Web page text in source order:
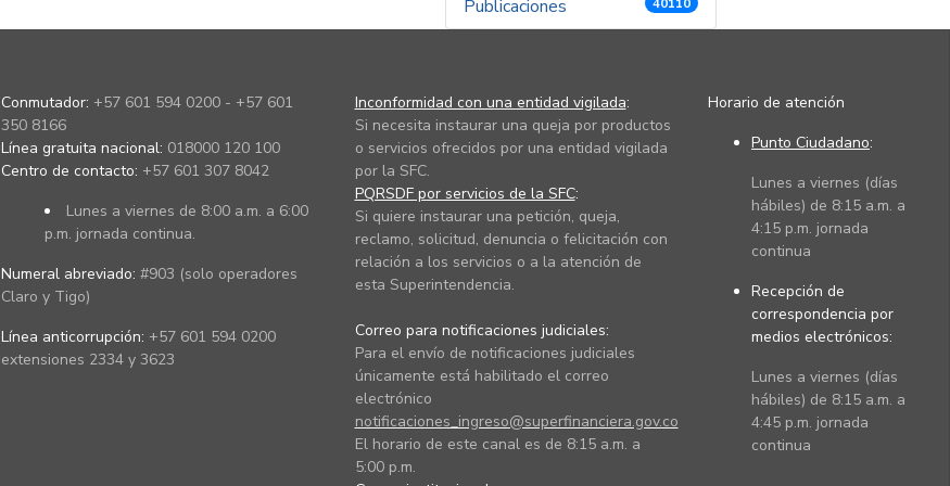
Publicaciones 40110
Conmutador: +57 601 594 0200 - +57 601
350 8166
Línea gratuita nacional: 018000 120 100
Centro de contacto: +57 601 307 8042
Lunes a viernes de 8:00 a.m. a 6:00
p.m. jornada continua.
Numeral abreviado: #903 (solo operadores
Claro y Tigo)
Línea anticorrupción: +57 601 594 0200
extensiones 2334 y 3623
Inconformidad con una entidad vigilada:
Si necesita instaurar una queja por productos
o servicios ofrecidos por una entidad vigilada
por la SFC.
PQRSDF por servicios de la SFC:
Si quiere instaurar una petición, queja,
reclamo, solicitud, denuncia o felicitación con
relación a los servicios o a la atención de
esta Superintendencia.
Correo para notificaciones judiciales:
Para el envío de notificaciones judiciales
únicamente está habilitado el correo
electrónico
notificaciones_ingreso@superfinanciera.gov.co
El horario de este canal es de 8:15 a.m. a
5:00 p.m.
Horario de atención
Punto Ciudadano:
Lunes a viernes (días
hábiles) de 8:15 a.m. a
4:15 p.m. jornada
continua
Recepción de
correspondencia por
medios electrónicos:
Lunes a viernes (días
hábiles) de 8:15 a.m. a
4:45 p.m. jornada
continua